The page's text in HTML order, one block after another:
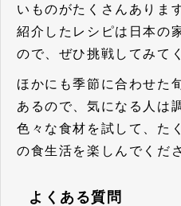
いものがたくさんありま
紹介したレシピは日本の
ので、ぜひ挑戦してみて
ほかにも季節に合わせた
あるので、気になる人は
色々な食材を試して、た
の食生活を楽しんでくだ
よくある質問